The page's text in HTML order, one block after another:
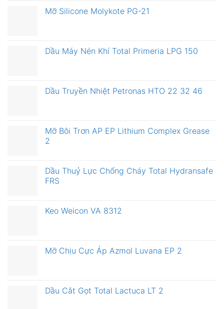
Mỡ Silicone Molykote PG-21
Dầu Máy Nén Khí Total Primeria LPG 150
Dầu Truyền Nhiệt Petronas HTO 22 32 46
Mỡ Bôi Trơn AP EP Lithium Complex Grease
2
Dầu Thuỷ Lực Chống Cháy Total Hydransafe
FRS
Keo Weicon VA 8312
Mỡ Chịu Cực Áp Azmol Luvana EP 2
Dầu Cắt Gọt Total Lactuca LT 2